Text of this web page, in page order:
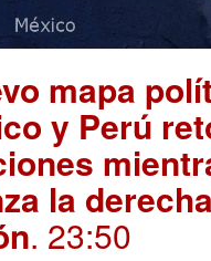
mapa
y Perú
la
. 23:50